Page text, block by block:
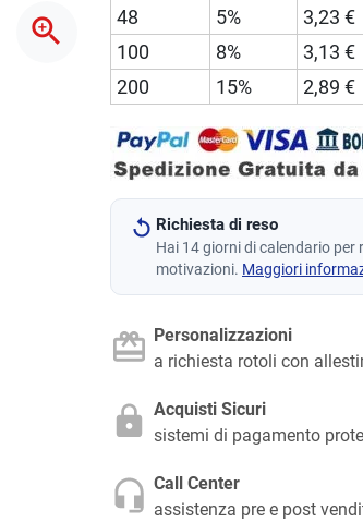
zoom_in
48
5% 3,23 €
100
8% 3,13 €
200
15% 2,89 €
Richiesta di reso
Hai 14 giorni di calendario
motivazioni. Maggiori
Personalizzazioni
a richiesta rotoli con
Acquisti Sicuri
sistemi di pagamento
Call Center
assistenza pre e post